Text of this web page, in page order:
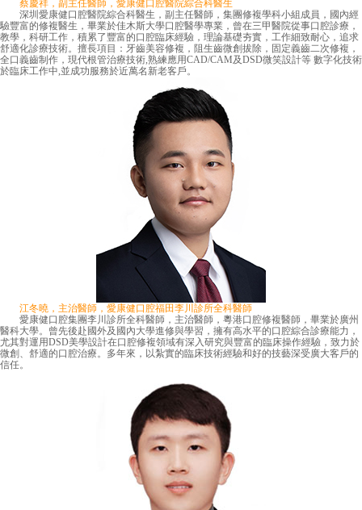
蔡慶祥，副主任醫師，愛康健口腔醫院綜合科醫生
深圳愛康健口腔醫院綜合科醫生，副主任醫師，集團修複學科小組成員，國內經
驗豐富的修複醫生，畢業於佳木斯大學口腔醫學專業，曾在三甲醫院從事口腔診療，
教學，科研工作，積累了豐富的口腔臨床經驗，理論基礎夯實，工作細致耐心，追求
舒適化診療技術。擅長項目：牙齒美容修複，阻生齒微創拔除，固定義齒二次修複，
全口義齒制作，現代根管治療技術,熟練應用CAD/CAM及DSD微笑設計等 數字化技術
於臨床工作中,並成功服務於近萬名新老客戶。
江冬曉，主治醫師，愛康健口腔福田李川診所全科醫師
愛康健口腔集團李川診所全科醫師，主治醫師，粵港口腔修複醫師，畢業於廣州
醫科大學。曾先後赴國外及國內大學進修與學習，擁有高水平的口腔綜合診療能力，
尤其對運用DSD美學設計在口腔修複領域有深入研究與豐富的臨床操作經驗，致力於
微創、舒適的口腔治療。多年來，以紮實的臨床技術經驗和好的技藝深受廣大客戶的
信任。